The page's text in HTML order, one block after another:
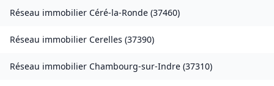
Réseau immobilier Céré-la-Ronde (37460)
Réseau immobilier Cerelles (37390)
Réseau immobilier Chambourg-sur-Indre (37310)